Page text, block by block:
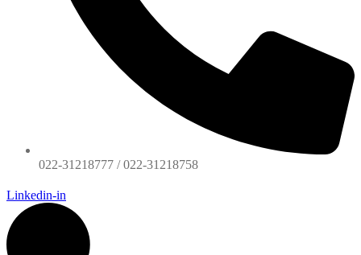
022-31218777 / 022-31218758
Linkedin-in